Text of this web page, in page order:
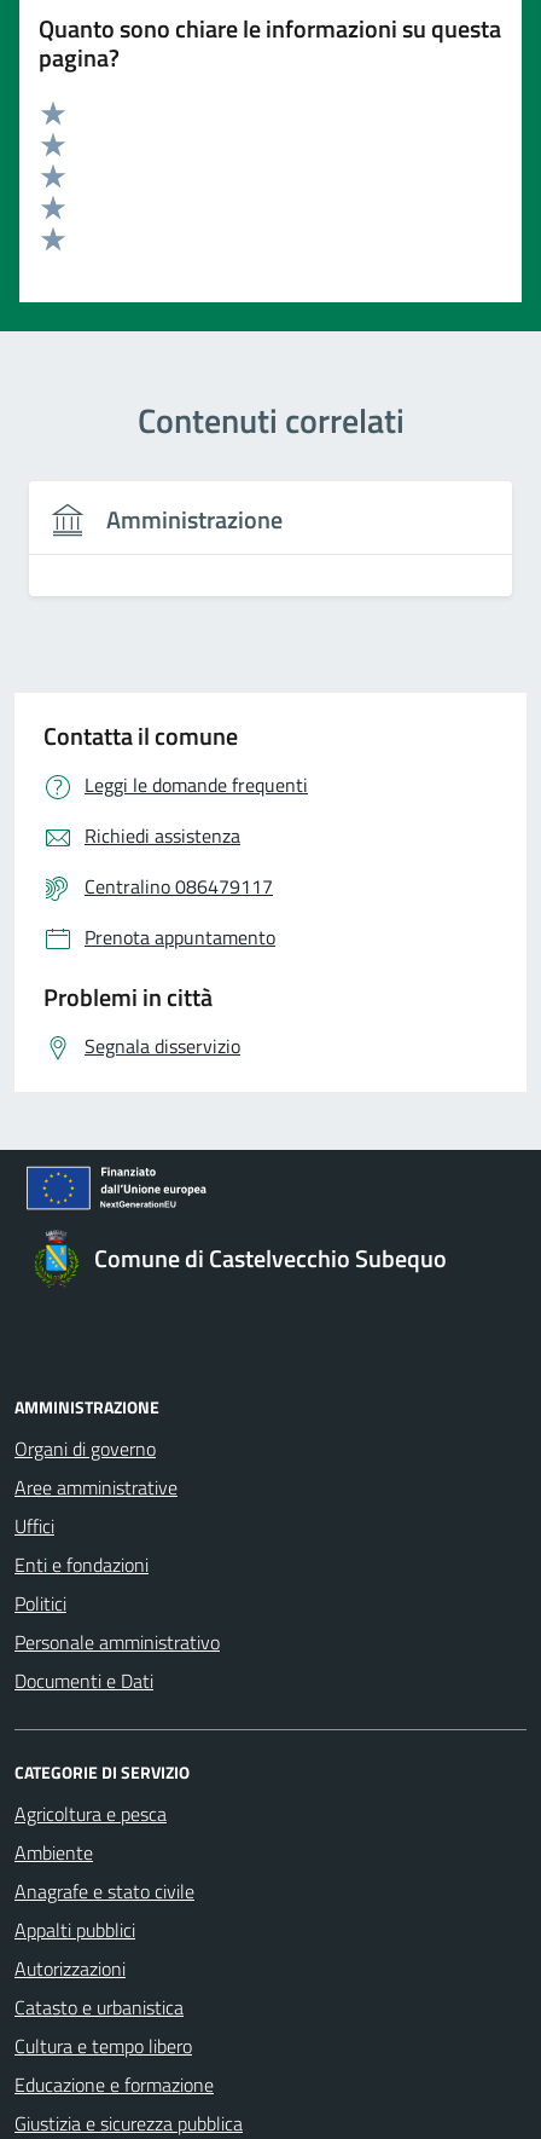
Quanto sono chiare le informazioni su questa
pagina?
Valuta 5 stelle su 5
Valuta 4 stelle su 5
Valuta 3 stelle su 5
Valuta 2 stelle su 5
Contenuti correlati
Amministrazione
Contatta il comune
Leggi le domande frequenti
Richiedi assistenza
Centralino 086479117
Prenota appuntamento
Problemi in città
Segnala disservizio
Comune di Castelvecchio Subequo
AMMINISTRAZIONE
Organi di governo
Aree amministrative
Uffici
Enti e fondazioni
Politici
Personale amministrativo
Documenti e Dati
CATEGORIE DI SERVIZIO
Agricoltura e pesca
Ambiente
Anagrafe e stato civile
Appalti pubblici
Autorizzazioni
Catasto e urbanistica
Cultura e tempo libero
Educazione e formazione
Giustizia e sicurezza pubblica